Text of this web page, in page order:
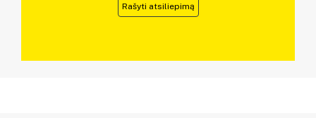
Rašyti atsiliepimą